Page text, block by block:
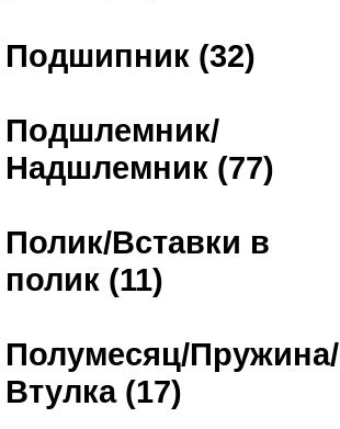
Подшипник (32)
Подшлемник/
Надшлемник (77)
Полик/Вставки в
полик (11)
Полумесяц/Пружина/
Втулка (17)